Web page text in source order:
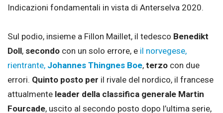
Indicazioni fondamentali in vista di Anterselva 2020.
Sul podio, insieme a Fillon Maillet, il tedesco Benedikt
Doll, secondo con un solo errore, e il norvegese,
rientrante, Johannes Thingnes Boe, terzo con due
errori. Quinto posto per il rivale del nordico, il francese
attualmente leader della classifica generale Martin
Fourcade, uscito al secondo posto dopo l’ultima serie,